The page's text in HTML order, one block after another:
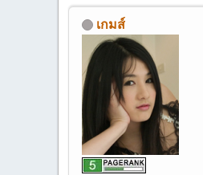
เกมส์